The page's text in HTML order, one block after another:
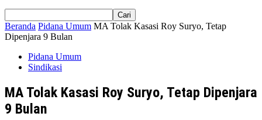
Beranda Pidana Umum MA Tolak Kasasi Roy Suryo, Tetap
Dipenjara 9 Bulan
Pidana Umum
Sindikasi
MA Tolak Kasasi Roy Suryo, Tetap Dipenjara
9 Bulan